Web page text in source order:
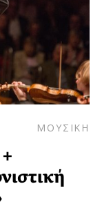
ΜΟΥΣΙΚΗ